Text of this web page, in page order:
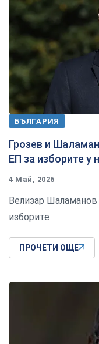
БЪЛГАРИЯ
Грозев и
ЕП за изборите у
4 Май, 2026
Велизар
изборите
ПРОЧЕТИ ОЩЕ